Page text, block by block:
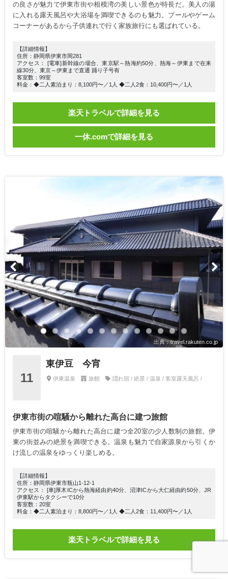
の良さが魅力で伊東市街や相模湾の美しい景色が特長だ。美人の湯
に入れる露天風呂や大浴場を満喫できるのも魅力。プールやゲーム
コーナーがあるから子供連れで行く家族旅行にも選ばれている。
【詳細情報】
住所：静岡県伊東市岡281
アクセス： [電車]新幹線の場合、東京駅～熱海約50分、熱海～伊東まで在来
線30分、東京～伊東まで直通 踊り子号有
客室数：99室
料金：◆二人素泊まり：8,100円〜／1人 ◆二人2食：10,400円〜／1人
楽天トラベルで詳細を見る
一休.comで詳細を見る
出典：travel.rakuten.co.jp
11
東伊豆 今宵
伊東温泉 旅館 隠れ宿 / 絶景 / 温泉 / 客室露天風呂 /
伊東市街の喧騒から離れた高台に建つ旅館
伊東市街の喧騒から離れた高台に建つ全20室の少人数制の旅館。伊
東の街並みの絶景を満喫できる。温泉も魅力で自家源泉から引くか
け流しの温泉をゆっくり楽しめる。
【詳細情報】
住所：静岡県伊東市瓶山1-12-1
アクセス： [車]厚木ICから熱海経由約40分、沼津ICから大仁経由約50分、JR
伊東駅からタクシーで10分
客室数：20室
料金：◆二人素泊まり：8,800円〜／1人 ◆二人2食：11,400円〜／1人
楽天トラベルで詳細を見る